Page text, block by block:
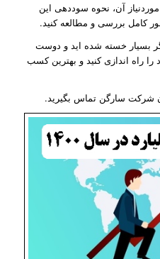
آن، نحوه سوددهی این
کامل بررسی و مطالعه کنید.
بسیار خسته شده اید و دوست
راه اندازی کنید و بهترین کسب
شرکت سارگن تماس بگیرید.